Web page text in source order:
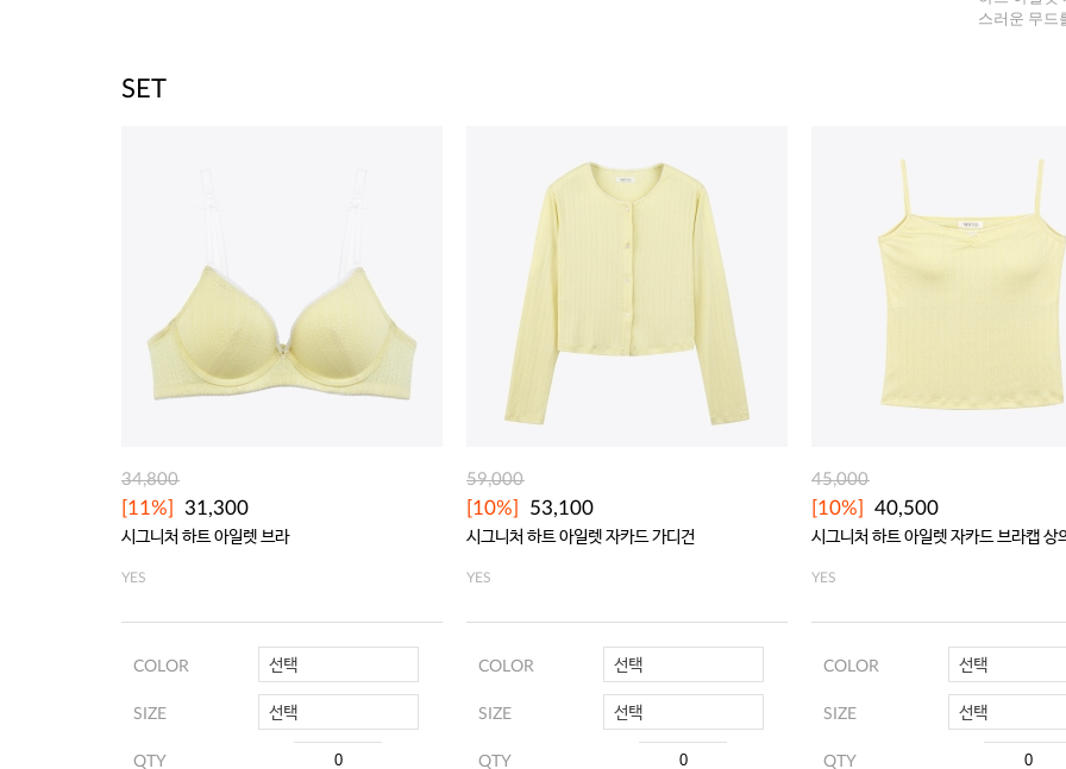
스러운 무드
SET
34,800
[11%] 31,300
시그니처 하트 아일렛 브라
YES
COLOR 선택
SIZE 선택
QTY
59,000
[10%] 53,100
시그니처 하트 아일렛 자카드 가디건
YES
COLOR 선택
SIZE 선택
QTY
45,000
[10%] 40,500
시그니처 하트 아일렛 자카드 브라캡 상
YES
COLOR 선택
SIZE 선택
QTY